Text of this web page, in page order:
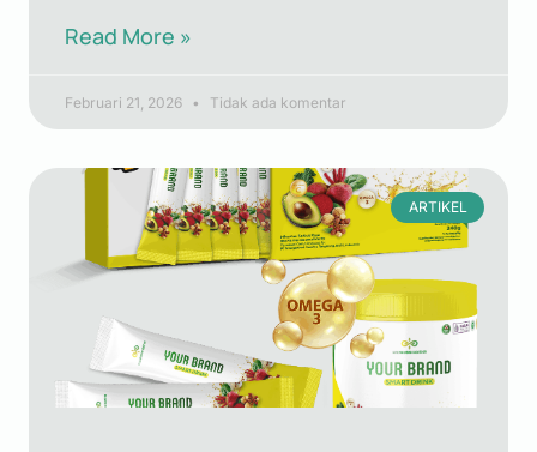
Read More »
Februari 21, 2026 Tidak ada komentar
ARTIKEL